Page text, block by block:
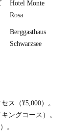
Hotel Monte
Rosa
Berggasthaus
Schwarzsee
ス（¥5,000）。
ングコース）。
。